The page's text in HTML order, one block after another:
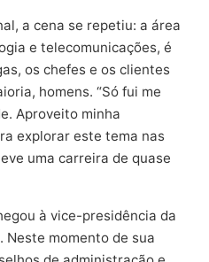
a cena se repetiu: a área
e telecomunicações, é
os chefes e os clientes
homens. “Só fui me
Aproveito minha
explorar este tema nas
uma carreira de quase
à vice-presidência da
Neste momento de sua